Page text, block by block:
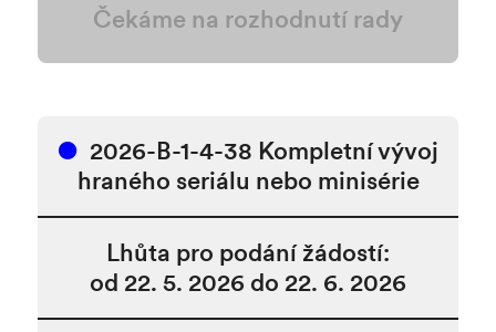
Čekáme na rozhodnutí rady
2026-B-1-4-38 Kompletní vývoj
hraného seriálu nebo minisérie
Lhůta pro podání žádostí:
od 22. 5. 2026 do 22. 6. 2026